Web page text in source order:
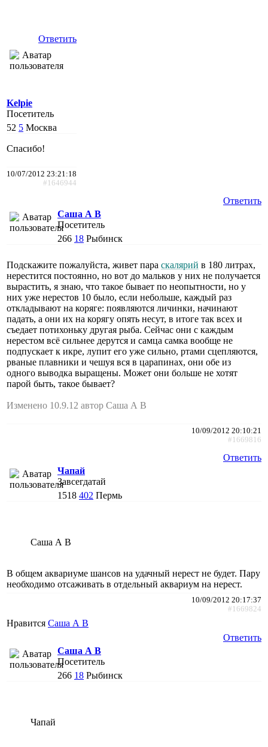
Ответить
Kelpie
Посетитель
52 5 Москва
Спасибо!
10/07/2012 23:21:18
#1646944
Ответить
Саша А В
Посетитель
266 18 Рыбинск
Подскажите пожалуйста, живет пара скалярий в 180 литрах,
нерестится постоянно, но вот до мальков у них не получается
вырастить, я знаю, что такое бывает по неопытности, но у
них уже нерестов 10 было, если небольше, каждый раз
откладывают на коряге: появляются личинки, начинают
падать, а они их на корягу опять несут, в итоге так всех и
съедает потихоньку другая рыба. Сейчас они с каждым
нерестом всё сильнее дерутся и самца самка вообще не
подпускает к икре, лупит его уже сильно, ртами сцепляются,
рваные плавники и чешуя вся в царапинах, они обе из
одного выводка выращены. Может они больше не хотят
парой быть, такое бывает?
Изменено 10.9.12 автор Саша А В
10/09/2012 20:10:21
#1669816
Ответить
Чапай
Завсегдатай
1518 402 Пермь
Саша А В
В общем аквариуме шансов на удачный нерест не будет. Пару
необходимо отсаживать в отдельный аквариум на нерест.
10/09/2012 20:17:37
#1669824
Нравится Саша А В
Ответить
Саша А В
Посетитель
266 18 Рыбинск
Чапай